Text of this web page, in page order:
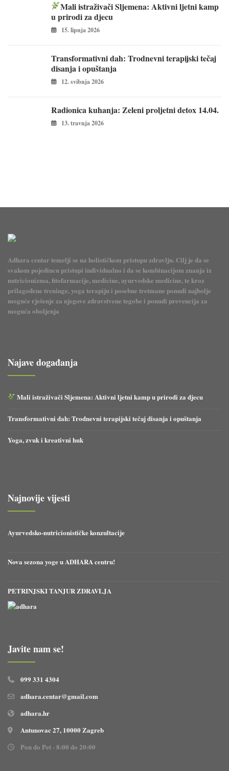
Mali istraživači Sljemena: Aktivni ljetni kamp
u prirodi za djecu
15. lipnja 2026
Transformativni dah: Trodnevni terapijski tečaj
disanja i opuštanja
12. svibnja 2026
Radionica kuhanja: Zeleni proljetni detox 14.04.
13. travnja 2026
Adhara centar temelji se na holističkom pristupu zdravlju. Cilj je da se
svakom pojedincu pristupi individualno i da se kombinacijom znanja iz
nutricionizma, fitofarmacije, medicine, ayurvedske medicine, te kroz
prilagođene treninge, yoga terapiju i posebne tretmane ponudi najbolje
moguće rješenje za njegove zdravstvene tegobe i ponudi prevencija za
moguća oboljenja
Najave događanja
Mali istraživači Sljemena: Aktivni ljetni kamp u prirodi za djecu
Transformativni dah: Trodnevni terapijski tečaj disanja i opuštanja
Yoga, zvuk i kreativni huk
Najnovije vijesti
Ayurvedsko-nutricionističke konzultacije
Nova sezona yoge u ADHARA centru!
PETRINJSKI TANJUR ZDRAVLJA
Javite nam se!
099 331 4304
adhara.centar@gmail.com
adhara.hr
Antunovac 27, 10000 Zagreb
Pon do Pet - 8:00 do 20:00